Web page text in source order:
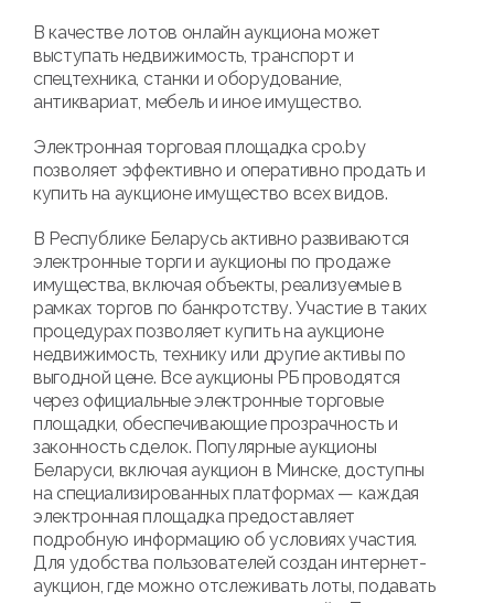
В качестве лотов онлайн аукциона может
выступать недвижимость, транспорт и
спецтехника, станки и оборудование,
антиквариат, мебель и иное имущество.
Электронная торговая площадка cpo.by
позволяет эффективно и оперативно продать и
купить на аукционе имущество всех видов.
В Республике Беларусь активно развиваются
электронные торги и аукционы по продаже
имущества, включая объекты, реализуемые в
рамках торгов по банкротству. Участие в таких
процедурах позволяет купить на аукционе
недвижимость, технику или другие активы по
выгодной цене. Все аукционы РБ проводятся
через официальные электронные торговые
площадки, обеспечивающие прозрачность и
законность сделок. Популярные аукционы
Беларуси, включая аукцион в Минске, доступны
на специализированных платформах — каждая
электронная площадка предоставляет
подробную информацию об условиях участия.
Для удобства пользователей создан интернет-
аукцион, где можно отслеживать лоты, подавать